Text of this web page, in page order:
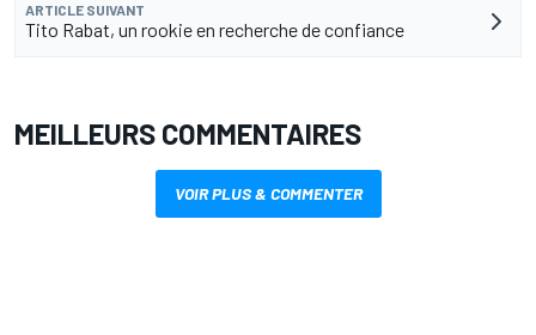
ARTICLE SUIVANT
Tito Rabat, un rookie en recherche de confiance
MEILLEURS COMMENTAIRES
VOIR PLUS & COMMENTER